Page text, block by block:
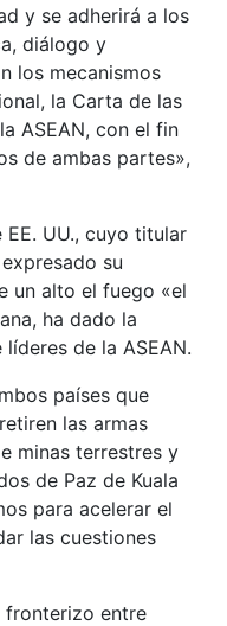
y se adherirá a los
diálogo y
los mecanismos
la Carta de las
ASEAN, con el fin
de ambas partes»,
UU., cuyo titular
su
un alto el fuego «el
ha dado la
de la ASEAN.
países que
las armas
minas terrestres y
de Paz de Kuala
para acelerar el
las cuestiones
entre